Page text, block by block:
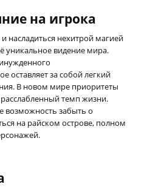
на игрока
насладиться нехитрой магией
уникальное видение мира.
оставляет за собой легкий
В новом мире приоритеты
темп жизни.
возможность забыть о
на райском острове, полном